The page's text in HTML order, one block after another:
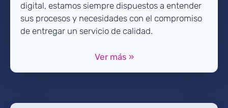
digital, estamos siempre dispuestos a entender
sus procesos y necesidades con el compromiso
de entregar un servicio de calidad.
Ver más »